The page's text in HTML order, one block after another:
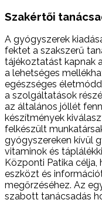
Szakértői
A gyógyszerek
fektet a szakszerű
tájékoztatást kapnak
a lehetséges
egészséges
a szolgáltatások
az általános jóllét
készítmények
felkészült
gyógyszereken kívül
vitaminok és
Központi Patika
eszközt és
megőrzéséhez. Az
szabott tanácsadás